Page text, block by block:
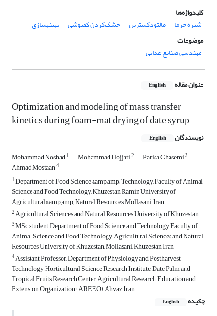
کلیدواژه‌ها
شیره خرما
مالتودکسترین خشک‌کردن کف‏پوشی
بهینه‏سازی
موضوعات
مهندسی صنایع غذایی
عنوان مقاله English
Optimization and modeling of mass transfer
kinetics during foam-mat drying of date syrup
نویسندگان English
Mohammad Noshad1 Mohammad Hojjati2 Parisa Ghasemi3
Ahmad Mostaan4
1Department of Food Science &amp;amp; Technology, Faculty of Animal
Science and Food Technology, Khuzestan Ramin University of
Agricultural &amp;amp; Natural Resources, Mollasani, Iran
2Agricultural Sciences and Natural Resources University of Khuzestan
3MSc student, Department of Food Science and Technology, Faculty of
Animal Science and Food Technology, Agricultural Sciences and Natural
Resources University of Khuzestan, Mollasani, Khuzestan Iran
4Assistant Professor, Department of Physiology and Postharvest
Technology, Horticultural Science Research Institute, Date Palm and
Tropical Fruits Research Center, Agricultural Research, Education and
Extension Organization (AREEO), Ahvaz, Iran
چکیده
English